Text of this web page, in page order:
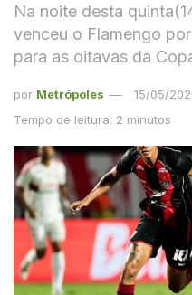
Na noite desta
venceu o Flamengo
para as oitavas da
por Metrópoles
15/05/
Tempo de leitura: 2 minutos